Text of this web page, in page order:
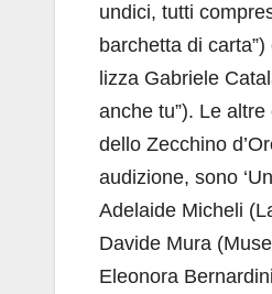
undici, tutti
barchetta di
lizza Gabriele
anche tu”). Le
dello Zecchino
audizione, sono
Adelaide Micheli
Davide Mura
Eleonora